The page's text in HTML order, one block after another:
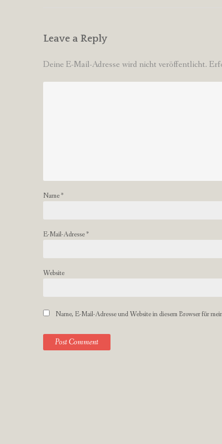
Leave a Reply
Deine E-Mail-Adresse wird nicht veröffentlicht.
Name*
E-Mail-Adresse*
Website
Name, E-Mail-Adresse und Website in diesem Browser für